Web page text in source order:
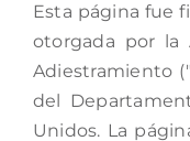
Esta página fue
otorgada por la
Adiestramiento
del
Unidos. La